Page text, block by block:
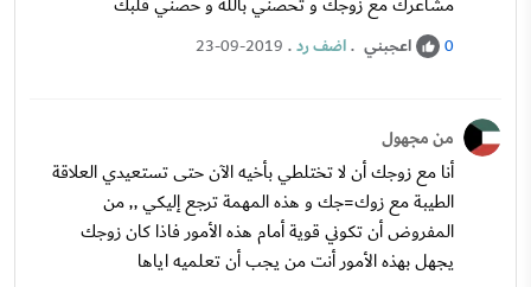
0 اعجبني .اضف رد.
23-09-2019
من مجهول
أنا مع زوجك أن لا تختلطي بأخيه الآن حتى تستعيدي العلاقة
الطيبة مع زوك=جك و هذه المهمة ترجع إليكي ,, من
المفروض أن تكوني قوية أمام هذه الأمور فاذا كان زوجك
يجهل بهذه الأمور أنت من يجب أن تعلميه اياها